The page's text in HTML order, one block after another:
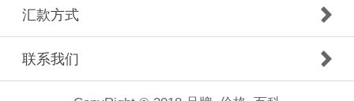
汇款方式
联系我们